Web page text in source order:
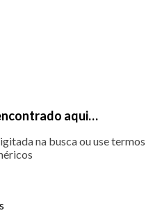
aqui…
na busca ou use termos